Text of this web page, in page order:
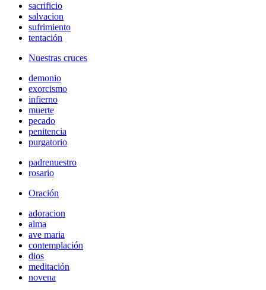
sacrificio
salvacion
sufrimiento
tentación
Nuestras cruces
demonio
exorcismo
infierno
muerte
pecado
penitencia
purgatorio
padrenuestro
rosario
Oración
adoracion
alma
ave maria
contemplación
dios
meditación
novena